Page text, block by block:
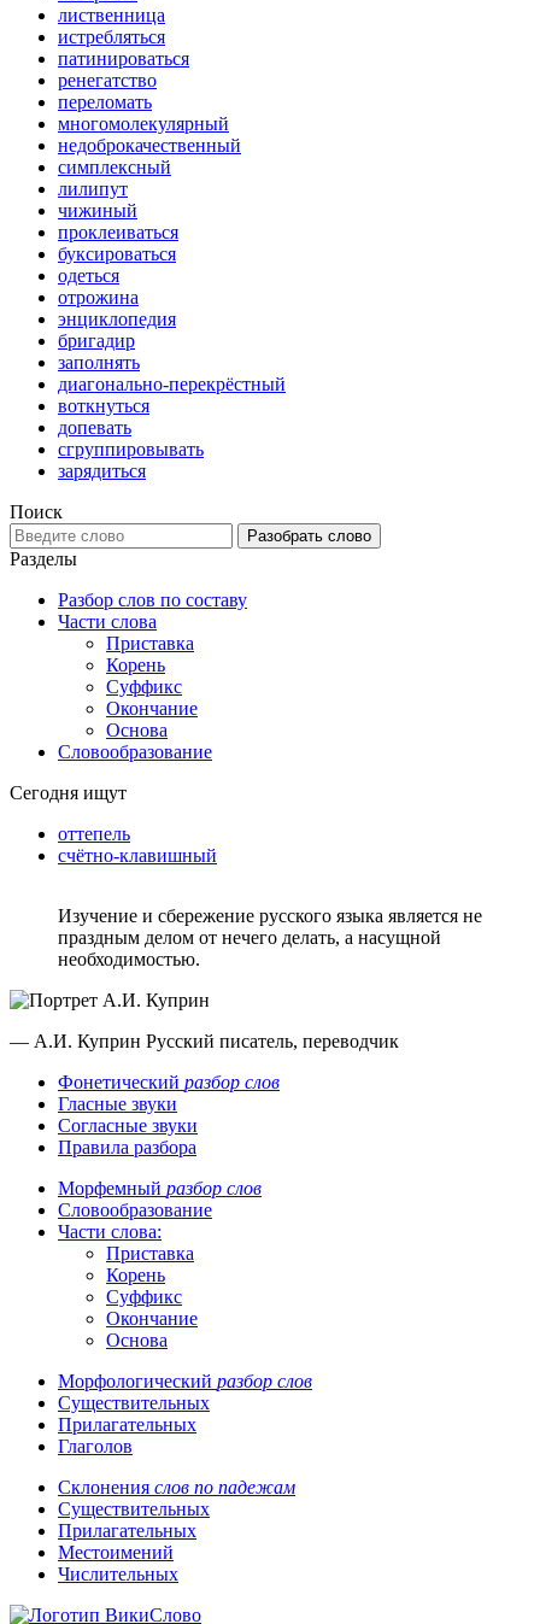
лиственница
истребляться
патинироваться
ренегатство
переломать
многомолекулярный
недоброкачественный
симплексный
лилипут
чижиный
проклеиваться
буксироваться
одеться
отрожина
энциклопедия
бригадир
заполнять
диагонально-перекрёстный
воткнуться
допевать
сгруппировывать
зарядиться
Поиск
Разобрать слово
Разделы
Разбор слов по составу
Части слова
Приставка
Корень
Суффикс
Окончание
Основа
Словообразование
Сегодня ищут
оттепель
счётно-клавишный
Изучение и сбережение русского языка является не
праздным делом от нечего делать, а насущной
необходимостью.
— А.И. Куприн Русский писатель, переводчик
Фонетический разбор слов
Гласные звуки
Согласные звуки
Правила разбора
Морфемный разбор слов
Словообразование
Части слова:
Приставка
Корень
Суффикс
Окончание
Основа
Морфологический разбор слов
Существительных
Прилагательных
Глаголов
Склонения слов по падежам
Существительных
Прилагательных
Местоимений
Числительных